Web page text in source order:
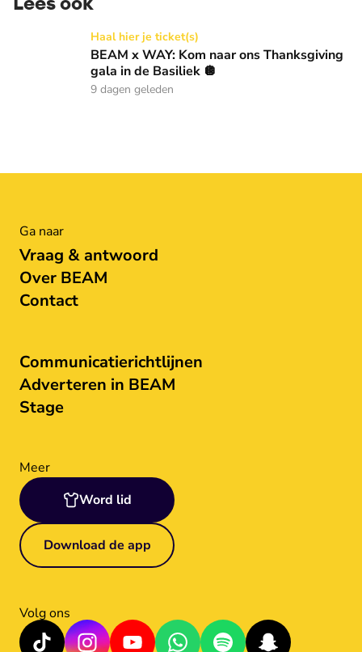
BEAM x WAY: Kom naar ons Thanksgiving gala in de
Haal hier je ticket(s)
BEAM x WAY: Kom naar ons Thanksgiving
gala in de Basiliek 🪩
9 dagen geleden
Ga naar
Vraag & antwoord
Over BEAM
Contact
Communicatierichtlijnen
Adverteren in BEAM
Stage
Meer
Word lid
Download de app
Volg ons